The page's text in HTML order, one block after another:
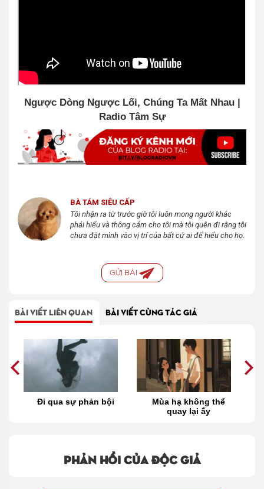
Ngược Dòng Ngược Lối, Chúng Ta Mất Nhau |
Radio Tâm Sự
BÀ TÁM SIÊU CẤP
Tôi nhận ra từ trước giờ tôi luôn mong người khác
phải hiểu và thông cảm cho tôi mà tôi quên đi rằng tôi
chưa đặt mình vào vị trí của bất cứ ai để hiểu cho họ.
GỬI BÀI
BÀI VIẾT LIÊN QUAN BÀI VIẾT CÙNG TÁC GIẢ
Đi qua sự phản bội
Mùa hạ không thể
quay lại ấy
Phản hồi của độc giả